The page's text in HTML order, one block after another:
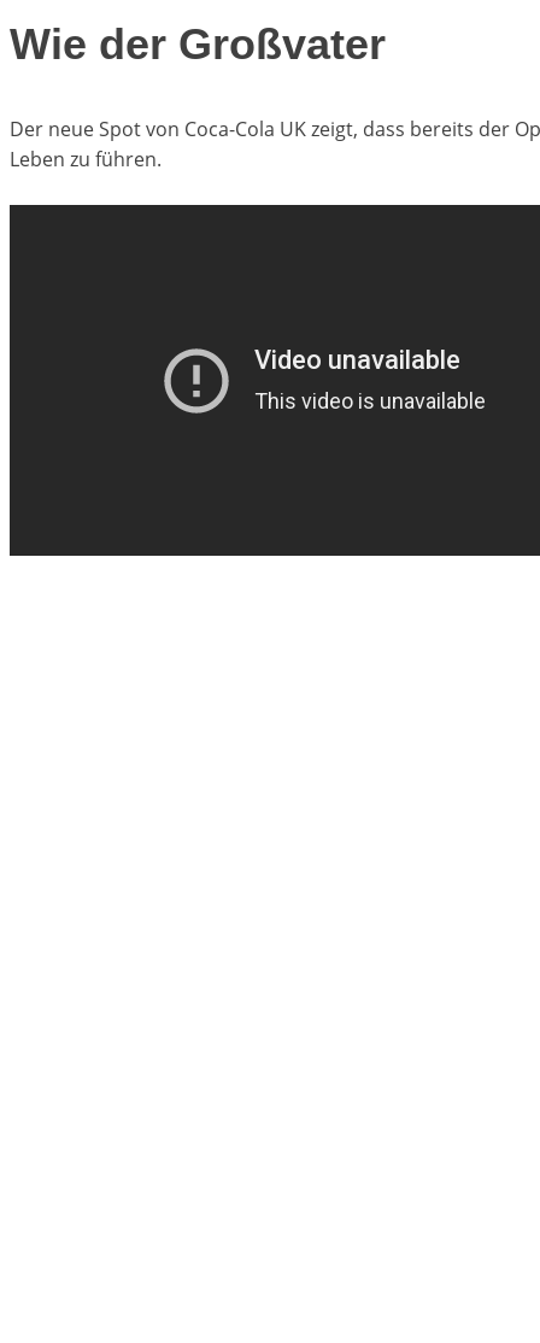
Wie der Großvater
Der neue Spot von Coca-Cola UK zeigt, dass bereits der
Leben zu führen.